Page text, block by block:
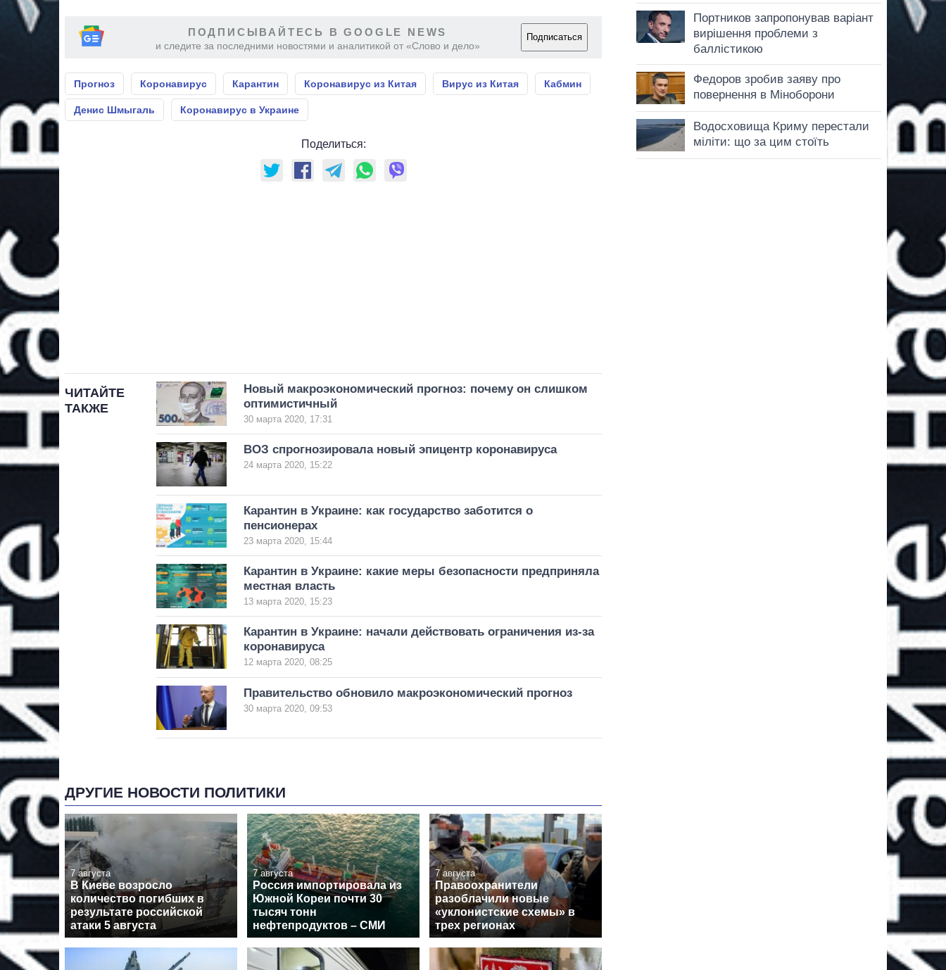
ПОДПИСЫВАЙТЕСЬ В GOOGLE NEWS
и следите за последними новостями и аналитикой от «Слово и дело»
Подписаться
Прогноз Коронавирус Карантин Коронавирус из Китая Вирус из Китая Кабмин
Денис Шмыгаль Коронавирус в Украине
Поделиться:
ЧИТАЙТЕ
ТАКЖЕ
Новый макроэкономический прогноз: почему он слишком
оптимистичный
30 марта 2020, 17:31
ВОЗ спрогнозировала новый эпицентр коронавируса
24 марта 2020, 15:22
Карантин в Украине: как государство заботится о
пенсионерах
23 марта 2020, 15:44
Карантин в Украине: какие меры безопасности предприняла
местная власть
13 марта 2020, 15:23
Карантин в Украине: начали действовать ограничения из-за
коронавируса
12 марта 2020, 08:25
Правительство обновило макроэкономический прогноз
30 марта 2020, 09:53
ДРУГИЕ НОВОСТИ ПОЛИТИКИ
7 августа
В Киеве возросло
количество погибших в
результате российской
атаки 5 августа
7 августа
Россия импортировала из
Южной Кореи почти 30
тысяч тонн
нефтепродуктов – СМИ
7 августа
Правоохранители
разоблачили новые
«уклонистские схемы» в
трех регионах